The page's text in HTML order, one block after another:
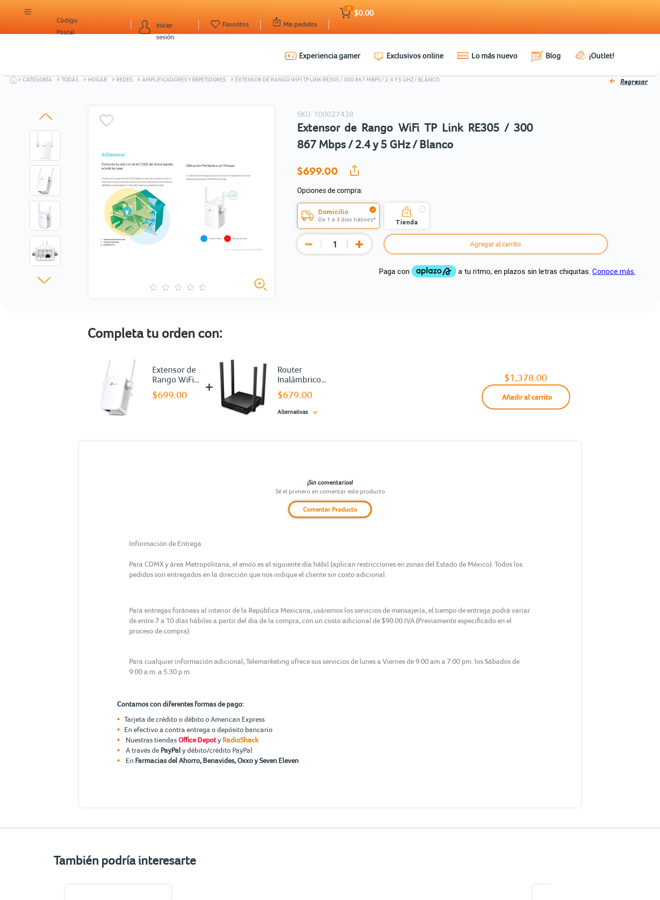
Iniciar
sesión
Código
Postal
Mis pedidos
Favoritos
0
$0.00
Experiencia gamer Exclusivos online Lo más nuevo Blog ¡Outlet!
CATEGORÍA TODAS HOGAR REDES AMPLIFICADORES Y REPETIDORES EXTENSOR DE RANGO WIFI TP LINK RE305 / 300 867 MBPS / 2.4 Y 5 GHZ / BLANCO Regresar
SKU: 100027438
Extensor de Rango WiFi TP Link RE305 / 300
867 Mbps / 2.4 y 5 GHz / Blanco
$699.00
Opciones de compra:
Domicilio
De 1 a 3 días hábiles* Tienda
Agregar al carrito
Ingresar Codigo Postal
Completa tu orden con:
Extensor de
Rango WiFi
TP Link
RE305 / 300
$699.00
Router
Inalámbrico
TP Link
Archer C50
AC1200 /
$679.00
Alternativas
$1,378.00
Añadir al carrito
¡Sin comentarios!
Sé el primero en comentar este producto
Comentar Producto
Información de Entrega
Para CDMX y área Metropolitana, el envío es al siguiente día hábil (aplican restricciones en zonas del Estado de México). Todos los
pedidos son entregados en la dirección que nos indique el cliente sin costo adicional.
Para entregas foráneas al interior de la República Mexicana, usáremos los servicios de mensajería, el tiempo de entrega podrá variar
de entre 7 a 10 días hábiles a partir del día de la compra, con un costo adicional de $90.00 IVA (Previamente especificado en el
proceso de compra).
Para cualquier información adicional, Telemarketing ofrece sus servicios de lunes a Viernes de 9:00 am a 7:00 pm. los Sábados de
9:00 a.m. a 5:30 p.m.
Contamos con diferentes formas de pago:
Tarjeta de crédito o débito o American Express
En efectivo a contra entrega o depósito bancario
Nuestras tiendas Office Depoty RadioShack
A través de PayPaly débito/crédito PayPal
En Farmacias del Ahorro, Benavides, Oxxo y Seven Eleven
También podría interesarte